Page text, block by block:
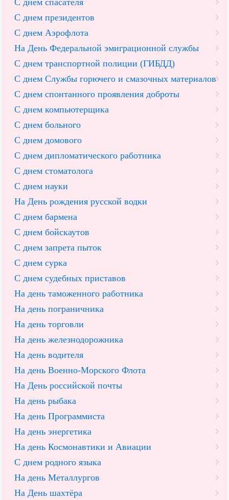
С днем президентов
С днем Аэрофлота
На День Федеральной эмиграционной службы
С днем транспортной полиции (ГИБДД)
С днем Службы горючего и смазочных материалов
С днем спонтанного проявления доброты
С днем компьютерщика
С днем больного
С днем домового
С днем дипломатического работника
С днем стоматолога
С днем науки
На День рождения русской водки
С днем бармена
С днем бойскаутов
С днем запрета пыток
С днем сурка
С днем судебных приставов
На день таможенного работника
На день пограничника
На день торговли
На день железнодорожника
На день водителя
На день Военно-Морского Флота
На День российской почты
На день рыбака
На день Программиста
На день энергетика
На день Космонавтики и Авиации
С днем родного языка
На день Металлургов
На День шахтёра